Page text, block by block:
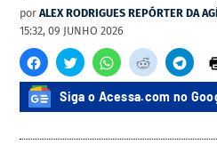
por ALEX RODRIGUES REPÓRTER DA
15:32, 09 JUNHO 2026
Siga o Acessa.com no